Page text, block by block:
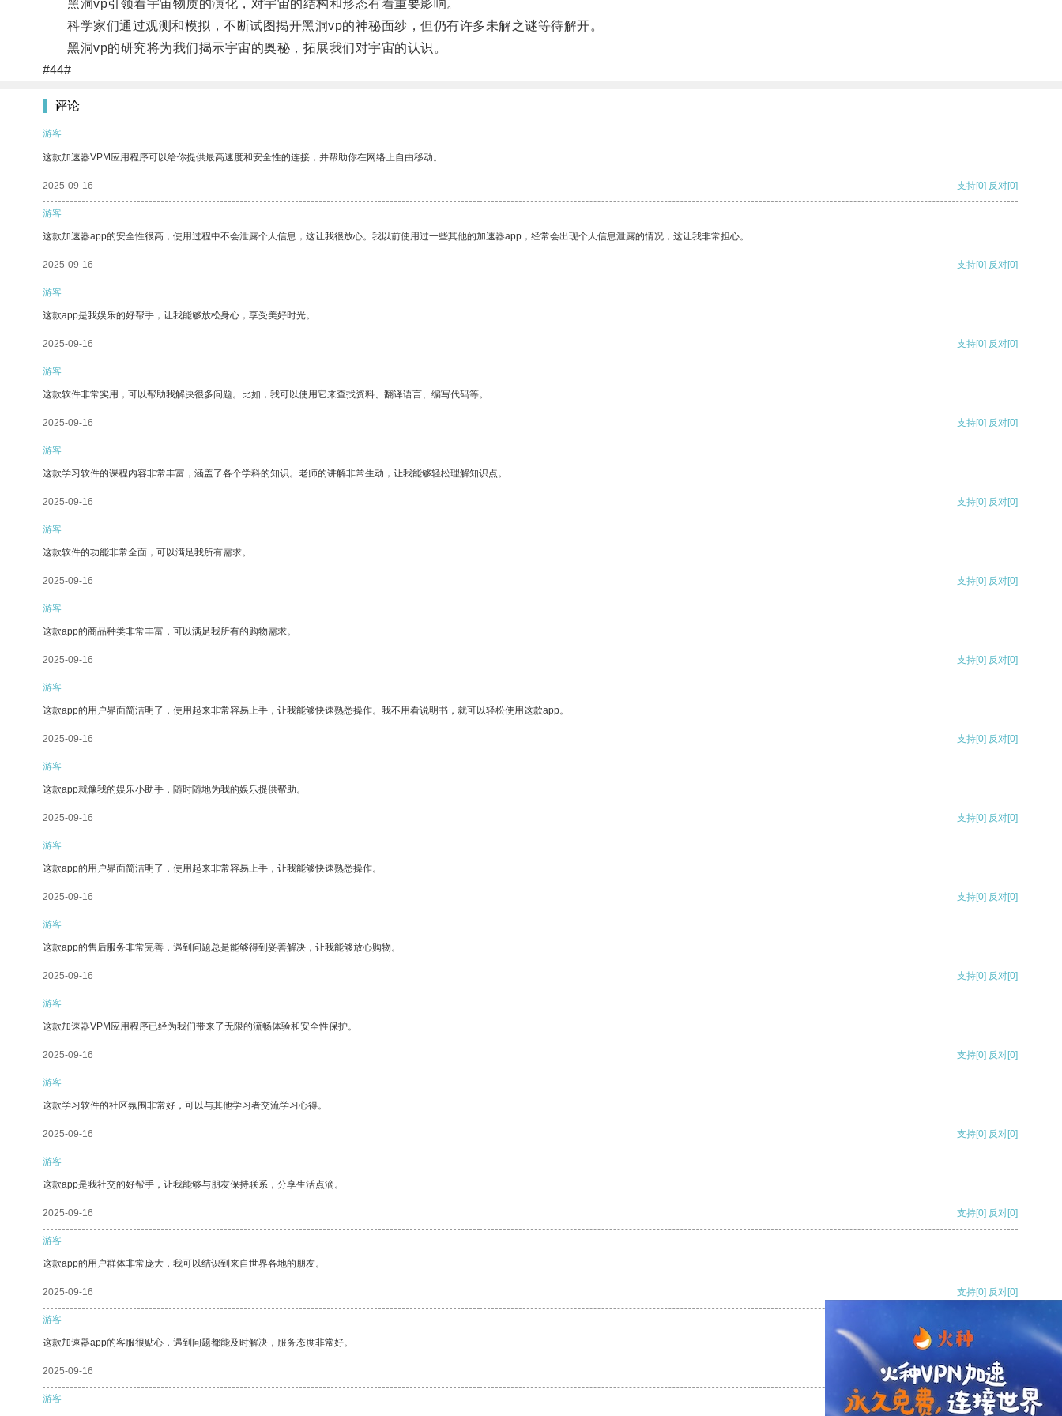
黑洞vp引领着宇宙物质的演化，对宇宙的结构和形态有着重要影响。
科学家们通过观测和模拟，不断试图揭开黑洞vp的神秘面纱，但仍有许多未解之谜等待解开。
黑洞vp的研究将为我们揭示宇宙的奥秘，拓展我们对宇宙的认识。
#44#
评论
游客
这款加速器VPM应用程序可以给你提供最高速度和安全性的连接，并帮助你在网络上自由移动。
2025-09-16 支持[0] 反对[0]
游客
这款加速器app的安全性很高，使用过程中不会泄露个人信息，这让我很放心。我以前使用过一些其他的加速器app，经常会出现个人信息泄露的情况，这让我非常担心。
2025-09-16 支持[0] 反对[0]
游客
这款app是我娱乐的好帮手，让我能够放松身心，享受美好时光。
2025-09-16 支持[0] 反对[0]
游客
这款软件非常实用，可以帮助我解决很多问题。比如，我可以使用它来查找资料、翻译语言、编写代码等。
2025-09-16 支持[0] 反对[0]
游客
这款学习软件的课程内容非常丰富，涵盖了各个学科的知识。老师的讲解非常生动，让我能够轻松理解知识点。
2025-09-16 支持[0] 反对[0]
游客
这款软件的功能非常全面，可以满足我所有需求。
2025-09-16 支持[0] 反对[0]
游客
这款app的商品种类非常丰富，可以满足我所有的购物需求。
2025-09-16 支持[0] 反对[0]
游客
这款app的用户界面简洁明了，使用起来非常容易上手，让我能够快速熟悉操作。我不用看说明书，就可以轻松使用这款app。
2025-09-16 支持[0] 反对[0]
游客
这款app就像我的娱乐小助手，随时随地为我的娱乐提供帮助。
2025-09-16 支持[0] 反对[0]
游客
这款app的用户界面简洁明了，使用起来非常容易上手，让我能够快速熟悉操作。
2025-09-16 支持[0] 反对[0]
游客
这款app的售后服务非常完善，遇到问题总是能够得到妥善解决，让我能够放心购物。
2025-09-16 支持[0] 反对[0]
游客
这款加速器VPM应用程序已经为我们带来了无限的流畅体验和安全性保护。
2025-09-16 支持[0] 反对[0]
游客
这款学习软件的社区氛围非常好，可以与其他学习者交流学习心得。
2025-09-16 支持[0] 反对[0]
游客
这款app是我社交的好帮手，让我能够与朋友保持联系，分享生活点滴。
2025-09-16 支持[0] 反对[0]
游客
这款app的用户群体非常庞大，我可以结识到来自世界各地的朋友。
2025-09-16 支持[0] 反对[0]
游客
这款加速器app的客服很贴心，遇到问题都能及时解决，服务态度非常好。
2025-09-16 支持[0] 反对
游客